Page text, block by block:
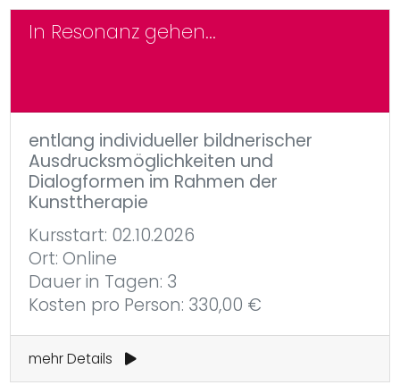
In Resonanz gehen...
entlang individueller bildnerischer
Ausdrucksmöglichkeiten und
Dialogformen im Rahmen der
Kunsttherapie
Kursstart: 02.10.2026
Ort: Online
Dauer in Tagen: 3
Kosten pro Person: 330,00 €
mehr Details